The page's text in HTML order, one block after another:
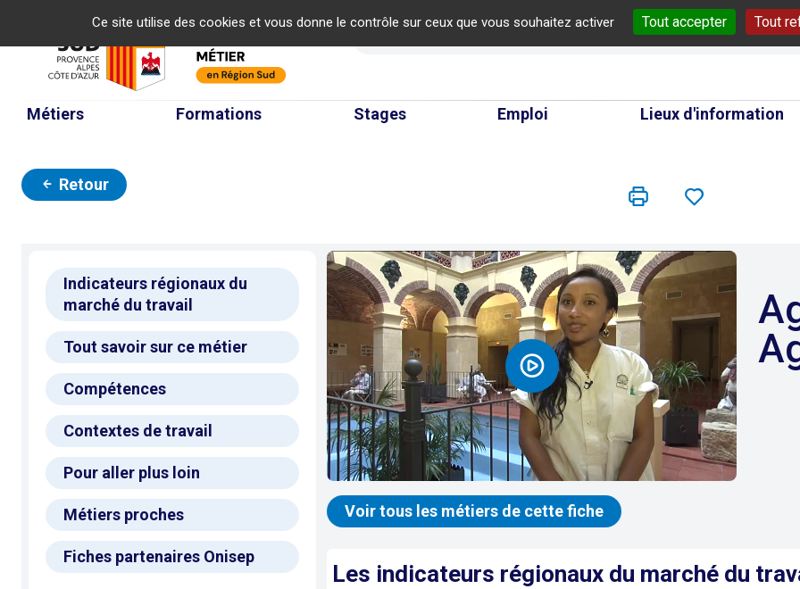
Ce site utilise des cookies et vous donne le contrôle sur ceux que vous souhaitez activer Tout accepter Tout
Métiers Formations Stages Emploi Lieux d'information
Retour
Indicateurs régionaux du
marché du travail
Tout savoir sur ce métier
Compétences
Contextes de travail
Pour aller plus loin
Métiers proches
Fiches partenaires Onisep
Agent thermal /
Voir tous les métiers de cette fiche
Les indicateurs régionaux du marché du